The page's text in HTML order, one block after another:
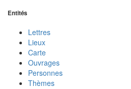
Entités
Lettres
Lieux
Carte
Ouvrages
Personnes
Thèmes